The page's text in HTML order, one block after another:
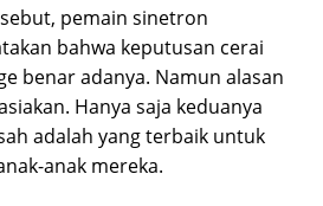
pemain sinetron
bahwa keputusan cerai
benar adanya. Namun alasan
Hanya saja keduanya
adalah yang terbaik untuk
anak mereka.